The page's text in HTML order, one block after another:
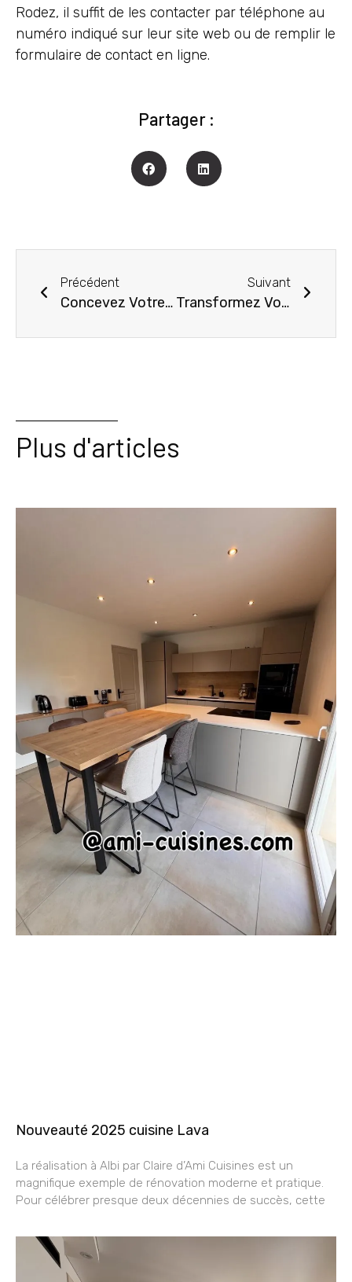
Rodez, il suffit de les contacter par téléphone au
numéro indiqué sur leur site web ou de remplir le
formulaire de contact en ligne.
Partager :
Précédent
Concevez Votre Cuisine Sur-Mesure à Albi avec Ami Cuisines : Alliez Esthétique et Praticité
Suivant
Transformez Votre Cuisine à Gaillac avec Ami Cuisines : Design et Innovation au Service de Votre Espace
Plus d'articles
Nouveauté 2025 cuisine Lava
La réalisation à Albi par Claire d’Ami Cuisines est un
magnifique exemple de rénovation moderne et pratique.
Pour célébrer presque deux décennies de succès, cette